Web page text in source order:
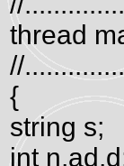
thread
//
{
string s;
int